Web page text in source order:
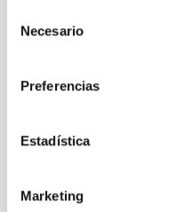
la web aparece cómo
Si se desea ver otra
privado y aparecerá de
no habiendo aceptado
identifican de ninguna
Necesario
Preferencias
Estadística
Marketing